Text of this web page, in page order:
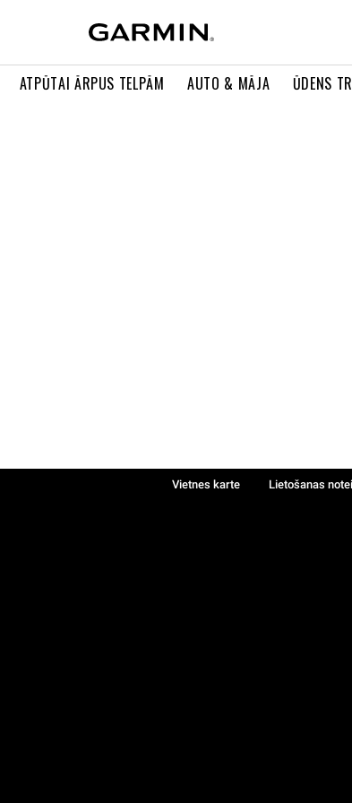
ATPŪTAI ĀRPUS TELPĀM AUTO & MĀJA ŪDENS
Vietnes karte Lietošanas